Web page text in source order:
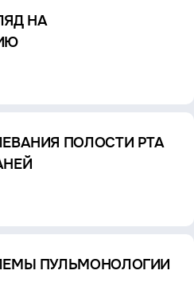
НА
ПОЛОСТИ РТА
ПУЛЬМОНОЛОГИИ